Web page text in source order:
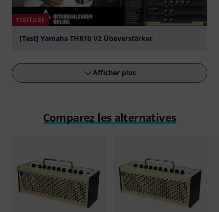
YOUTUBE
[Test] Yamaha THR10 V2 Übeverstärker
Afficher plus
Comparez les alternatives